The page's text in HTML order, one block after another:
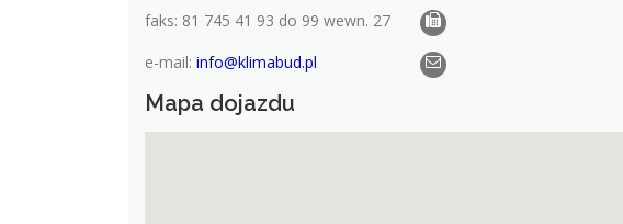
faks: 81 745 41 93 do 99 wewn. 27
e-mail: info@klimabud.pl
Mapa dojazdu